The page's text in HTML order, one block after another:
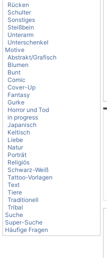
Rücken
Schulter
Sonstiges
Steißbein
Unterarm
Unterschenkel
Motive
Abstrakt/Grafisch
Blumen
Bunt
Comic
Cover-Up
Fantasy
Gurke
Horror und Tod
in progress
Japanisch
Keltisch
Liebe
Natur
Porträt
Religiös
Schwarz-Weiß
Tattoo-Vorlagen
Text
Tiere
Traditionell
Tribal
Suche
Super-Suche
Häufige Fragen